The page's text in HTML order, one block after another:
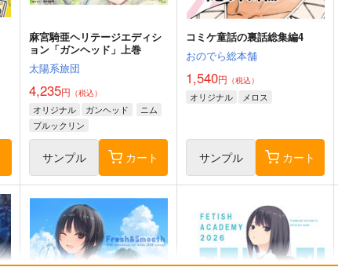
麻宮騎亜ヘリテージエディシ
ョン「ガンヘッド」上巻
太陽系旅団
4,235円 （税込）
オリジナル ガンヘッド
ニム
ブルックリン
サンプル カート
コミケ童話の裏話総集編4
おのでら総本舗
1,540円 （税込）
オリジナル メロス
サンプル カート